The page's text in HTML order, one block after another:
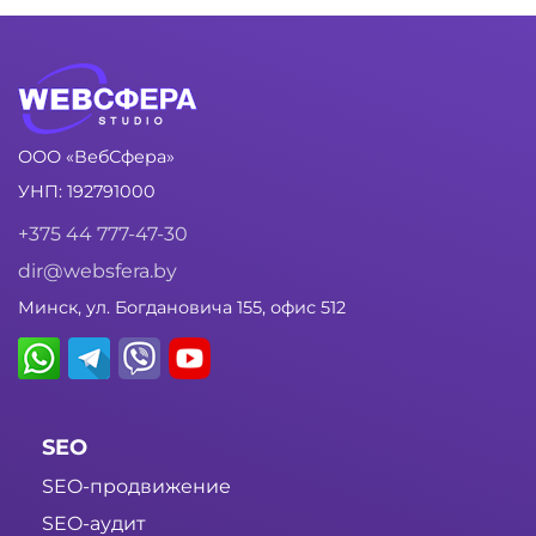
ООО «ВебСфера»
УНП: 192791000
+375 44 777-47-30
dir@websfera.by
Минск, ул. Богдановича 155, офис 512
SEO
SEO-продвижение
SEO-аудит